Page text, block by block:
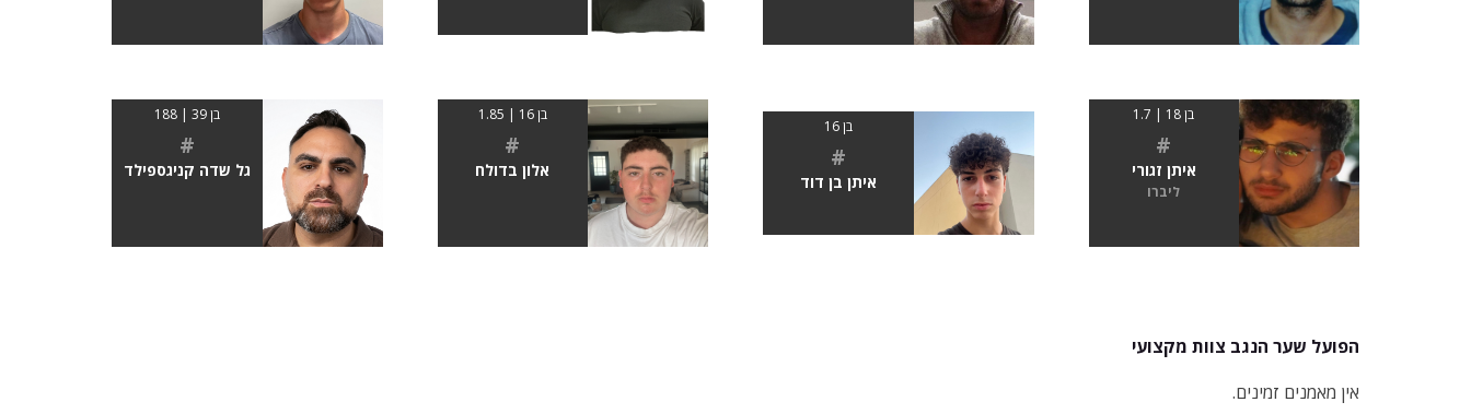
בן 18 | 1.7
#
איתן זגורי
ליברו
בן 16
#
איתן בן דוד
בן 16 | 1.85
#
אלון בדולח
בן 39 | 188
#
גל שדה קניגספילד
הפועל שער הנגב צוות מקצועי
אין מאמנים זמינים.